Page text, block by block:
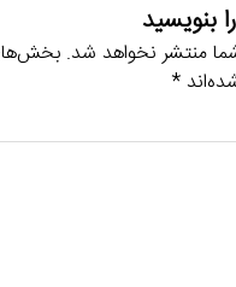
بنویسید
منتشر نخواهد شد.
*